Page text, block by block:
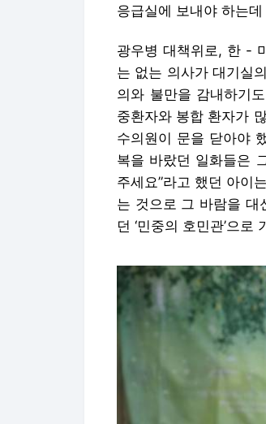
응급실에 보내야 하는데
광우병 대책위로, 한 -
는 없는 의사가 대기실
의와 불만을 감내하기
중환자와 봉합 환자가
수의원이 문을 닫아야
복을 바랐던 일화들은
주세요”라고 했던 아이
는 것으로 그 바람을 대
던 ‘민중의 호민관’으로